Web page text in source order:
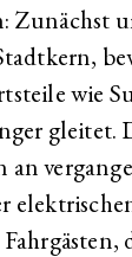
Zunächst
wie
gleitet.